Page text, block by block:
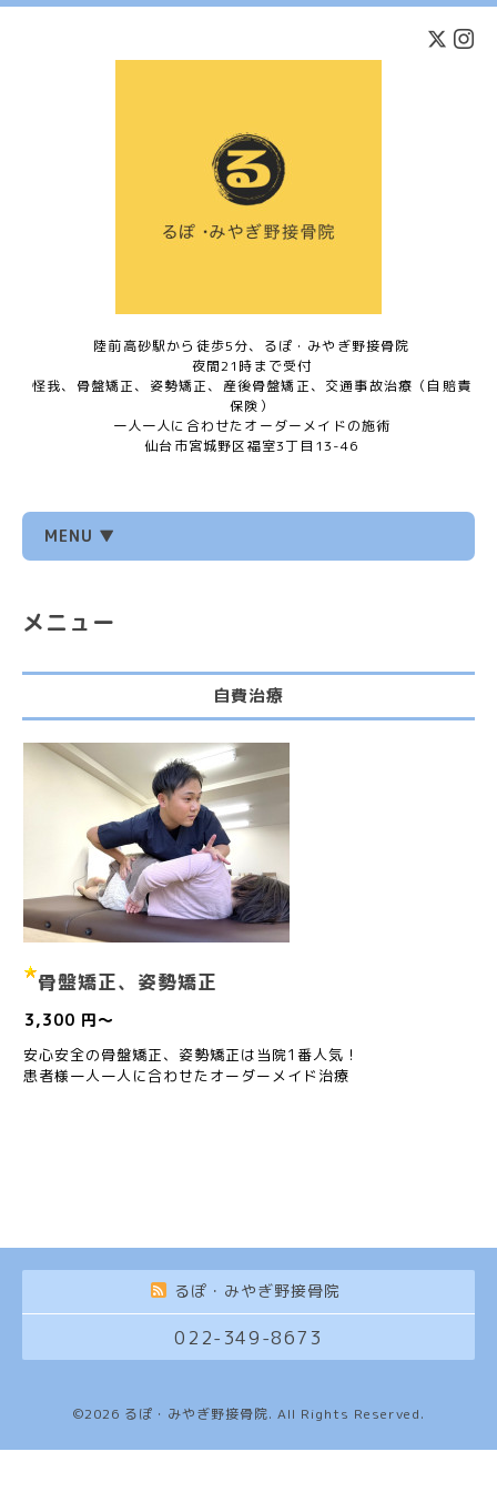
陸前高砂駅から徒歩5分、るぽ・みやぎ野接骨院
夜間21時まで受付
怪我、骨盤矯正、姿勢矯正、産後骨盤矯正、交通事故治療（自賠責
保険）
一人一人に合わせたオーダーメイドの施術
仙台市宮城野区福室3丁目13-46
MENU ▼
メニュー
自費治療
骨盤矯正、姿勢矯正
3,300 円～
安心安全の骨盤矯正、姿勢矯正は当院1番人気！
患者様一人一人に合わせたオーダーメイド治療
るぽ・みやぎ野接骨院
022-349-8673
©2026 るぽ・みやぎ野接骨院. All Rights Reserved.